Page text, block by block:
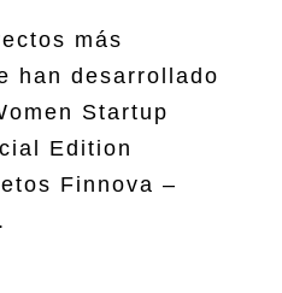
más
han desarrollado
Startup
Edition
Finnova –